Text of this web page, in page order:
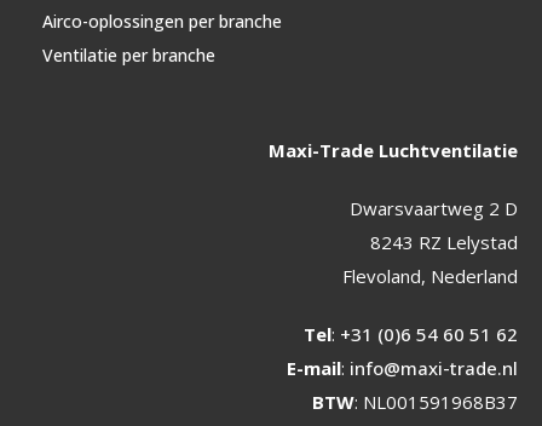
Airco-oplossingen per branche
Ventilatie per branche
Maxi-Trade Luchtventilatie
Dwarsvaartweg 2 D
8243 RZ Lelystad
Flevoland, Nederland
Tel: +31 (0)6 54 60 51 62
E-mail: info@maxi-trade.nl
BTW: NL001591968B37